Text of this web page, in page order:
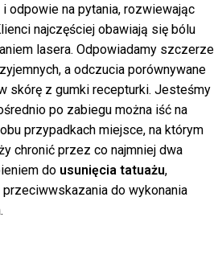
odpowie na pytania, rozwiewając
najczęściej obawiają się bólu
lasera. Odpowiadamy szczerze
a odczucia porównywane
skórę z gumki recepturki. Jesteśmy
po zabiegu można iść na
przypadkach miejsce, na którym
chronić przez co najmniej dwa
do usunięcia tatuażu,
do wykonania